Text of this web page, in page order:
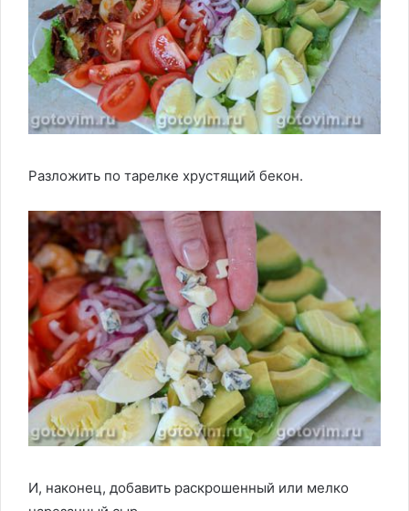
Разложить по тарелке хрустящий бекон.
И, наконец, добавить раскрошенный или мелко